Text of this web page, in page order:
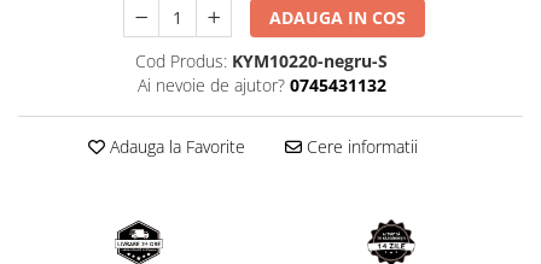
ADAUGA IN COS
Cod Produs: KYM10220-negru-S
Ai nevoie de ajutor? 0745431132
Adauga la Favorite Cere informatii